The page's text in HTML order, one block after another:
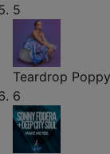
5
Teardrop
6